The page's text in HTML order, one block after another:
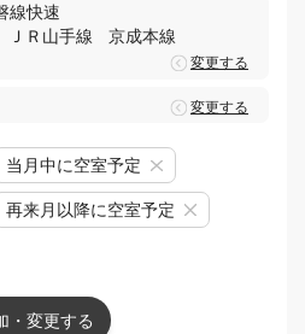
線快速
ＪＲ山手線
京成本線
変更する
変更する
当月中に空室予定
再来月以降に空室予定
・変更する